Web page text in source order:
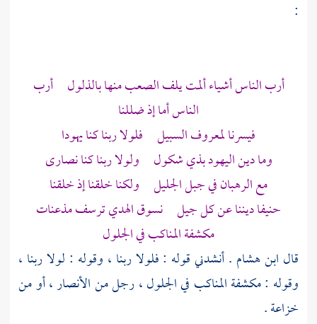
:
أرب الناس أشياء ألمت يلف الصعب منها بالذلول أرب
الناس أما إذ ضللنا
فيسرنا لمعروف السبيل فلولا ربنا كنا يهودا
وما ديناليهودبذي شكول ولولا ربنا كنا نصارى
مع الرهبان في جبل الجليل ولكنا خلقنا إذ خلقنا
حنيفا ديننا عن كل جيل نسوق الهدي ترسف مذعنات
مكشفة المناكب في الجلول
قال ابن هشام . أنشدني قوله : فلولا ربنا ، وقوله : لولا ربنا ،
وقوله : مكشفة المناكب في الجلول ، رجل منالأنصار، أو من
خزاعة.